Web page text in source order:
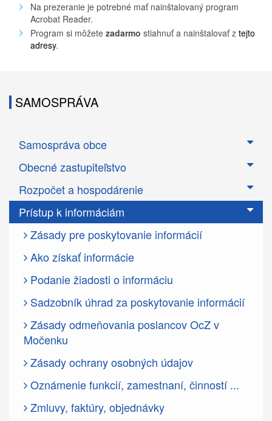
Na prezeranie je potrebné mať nainštalovaný program
Acrobat Reader.
Program si môžete zadarmo stiahnuť a nainštalovať z tejto
adresy.
SAMOSPRÁVA
Samospráva obce
Obecné zastupiteľstvo
Rozpočet a hospodárenie
Prístup k informáciám
Zásady pre poskytovanie informácií
Ako získať informácie
Podanie žiadosti o informáciu
Sadzobník úhrad za poskytovanie informácií
Zásady odmeňovania poslancov OcZ v
Močenku
Zásady ochrany osobných údajov
Oznámenie funkcií, zamestnaní, činností ...
Zmluvy, faktúry, objednávky